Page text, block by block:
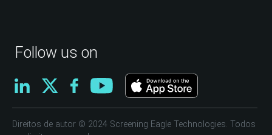
Follow us on
Direitos de autor © 2024 Screening Eagle Technologies. Todos